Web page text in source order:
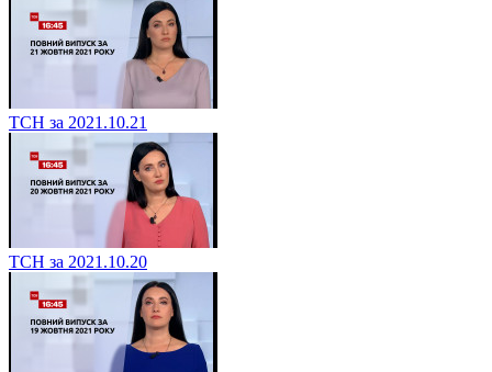
ТСН за 2021.10.21
ТСН за 2021.10.20